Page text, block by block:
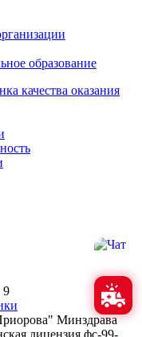
образование
качества оказания
9
Минздрава
лицензия фс-99-